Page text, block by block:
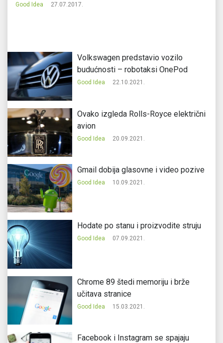
Good Idea 27.07.2017.
Volkswagen predstavio vozilo
budućnosti – robotaksi OnePod
Good Idea 22.10.2021.
Ovako izgleda Rolls-Royce električni
avion
Good Idea 20.09.2021.
Gmail dobija glasovne i video pozive
Good Idea 10.09.2021.
Hodate po stanu i proizvodite struju
Good Idea 07.09.2021.
Chrome 89 štedi memoriju i brže
učitava stranice
Good Idea 15.03.2021.
Facebook i Instagram se spajaju